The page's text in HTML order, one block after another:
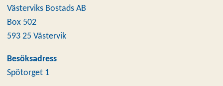
Västerviks Bostads AB
Box 502
593 25 Västervik
Besöksadress
Spötorget 1